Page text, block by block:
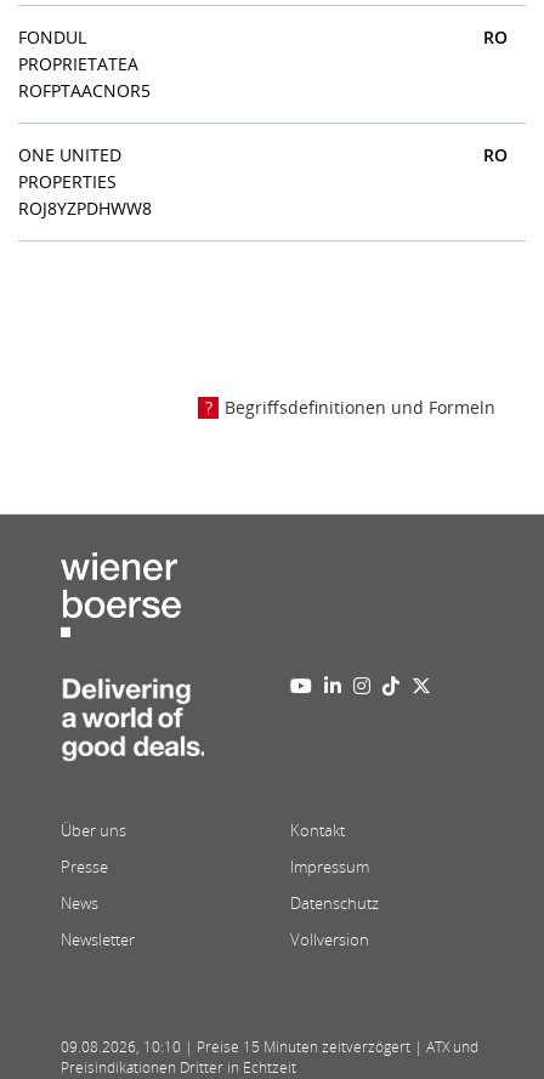
FONDUL
PROPRIETATEA
ROFPTAACNOR5
RO
ONE UNITED
PROPERTIES
ROJ8YZPDHWW8
RO
Begriffsdefinitionen und Formeln
Über uns
Presse
News
Newsletter
Kontakt
Impressum
Datenschutz
Vollversion
09.08.2026, 10:10 | Preise 15 Minuten zeitverzögert | ATX und
Preisindikationen Dritter in Echtzeit